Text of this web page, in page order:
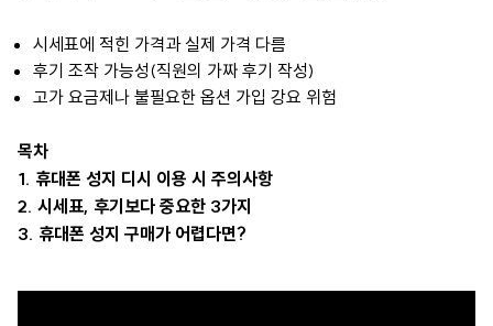
시세표에 적힌 가격과 실제 가격 다름
후기 조작 가능성(직원의 가짜 후기 작성)
고가 요금제나 불필요한 옵션 가입 강요 위험
목차
1. 휴대폰 성지 디시 이용 시 주의사항
2. 시세표, 후기보다 중요한 3가지
3. 휴대폰 성지 구매가 어렵다면?